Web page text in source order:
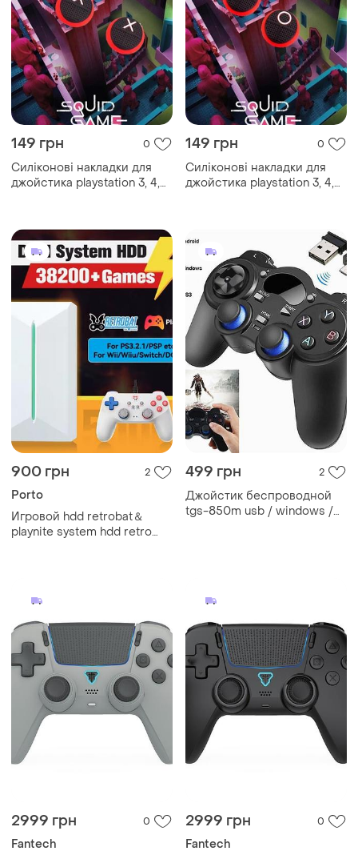
149 грн 0
Силіконові накладки для
джойстика playstation 3, 4,
x
149 грн 0
Силіконові накладки для
джойстика playstation 3, 4,
900 грн 2
Porto
Игровой hdd retrobat＆
playnite system hdd retro
499 грн 2
Джойстик беспроводной
tgs-850m usb / windows /
2999 грн 0
Fantech
2999 грн 0
Fantech